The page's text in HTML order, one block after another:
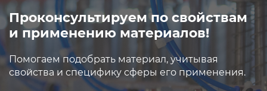
Проконсультируем по свойствам
и применению материалов!
Помогаем подобрать материал, учитывая
свойства и специфику сферы его применения.